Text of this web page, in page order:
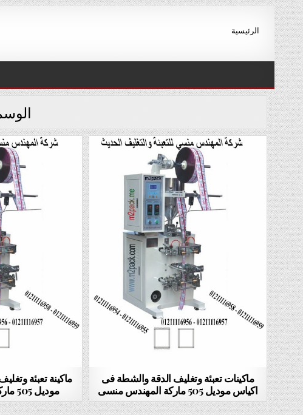
Skip
to
content
الرئيسية
ماكينة تعبئة
موديل 505 ماركة المهندس منسى
ماكينات تعبئة وتغليف الدقة والشطة فى
اكياس موديل 505 ماركة المهندس منسى